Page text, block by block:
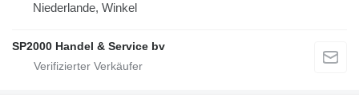
Niederlande, Winkel
SP2000 Handel & Service bv